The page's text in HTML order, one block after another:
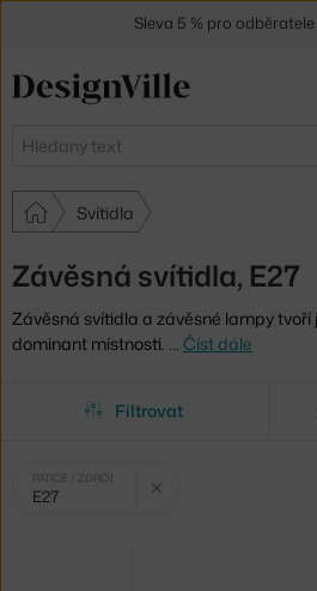
Hledat
Svítidla
Závěsná svítidla, E27
Závěsná svítidla a závěsné lampy tvoří
dominant místnosti. … Číst dále
Filtrovat
Vybrané
filtry:
PATICE / ZDROJ
E27
Sleva 5 % pro odběratele